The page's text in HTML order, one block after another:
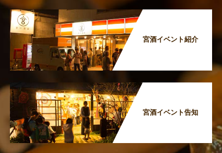
宮酒イベント紹介
宮酒イベント告知